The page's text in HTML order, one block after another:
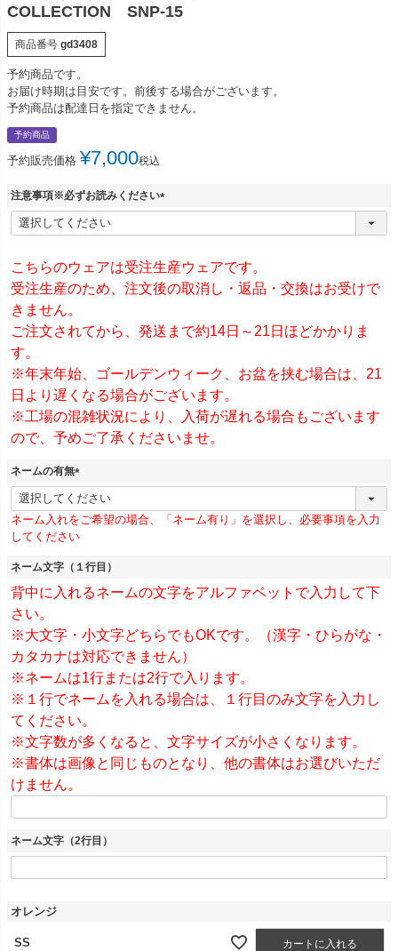
COLLECTION SNP-15
商品番号 gd3408
予約商品です。
お届け時期は目安です。前後する場合がございます。
予約商品は配達日を指定できません。
予約商品
予約販売価格 ¥7,000税込
注意事項※必ずお読みください
(
)
こちらのウェアは受注生産ウェアです。
受注生産のため、注文後の取消し・返品・交換はお受けで
きません。
ご注文されてから、発送まで約14日～21日ほどかかりま
す。
※年末年始、ゴールデンウィーク、お盆を挟む場合は、21
日より遅くなる場合がございます。
※工場の混雑状況により、入荷が遅れる場合もございます
ので、予めご了承くださいませ。
ネームの有無
(
必
須
)
ネーム入れをご希望の場合、「ネーム有り」を選択し、必要事項を入力
してください
ネーム文字（１行目）
背中に入れるネームの文字をアルファベットで入力して下
さい。
※大文字・小文字どちらでもOKです。（漢字・ひらがな・
カタカナは対応できません）
※ネームは1行または2行で入ります。
※１行でネームを入れる場合は、１行目のみ文字を入力し
てください。
※文字数が多くなると、文字サイズが小さくなります。
※書体は画像と同じものとなり、他の書体はお選びいただ
けません。
ネーム文字（2行目）
オレンジ
SS カートに入れる